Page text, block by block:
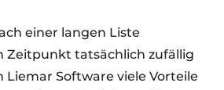
einer langen Liste
Zeitpunkt tatsächlich zufällig
Liemar Software viele Vorteile